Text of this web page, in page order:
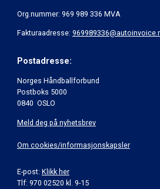
Org.nummer: 969 989 336 MVA
Fakturaadresse:
Postadresse:
Norges Håndballforbund
Postboks 5000
0840 OSLO
Meld deg på nyhetsbrev
Om cookies/informasjonskapsler
E-post: Klikk her
Tlf: 970 02520 kl. 9-15